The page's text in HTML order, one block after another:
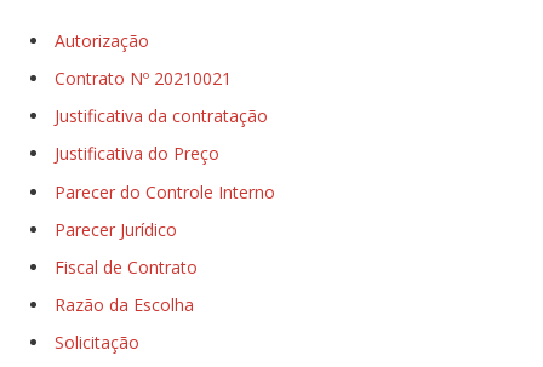
Autorização
Contrato Nº 20210021
Justificativa da contratação
Justificativa do Preço
Parecer do Controle Interno
Parecer Jurídico
Fiscal de Contrato
Razão da Escolha
Solicitação